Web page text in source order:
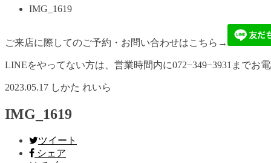
IMG_1619
ご来店に際してのご予約・お問い合わせはこちら→
LINEをやってない方は、営業時間内に072−349−3931までお
2023.05.17 しかた れいら
IMG_1619
ツイート
シェア